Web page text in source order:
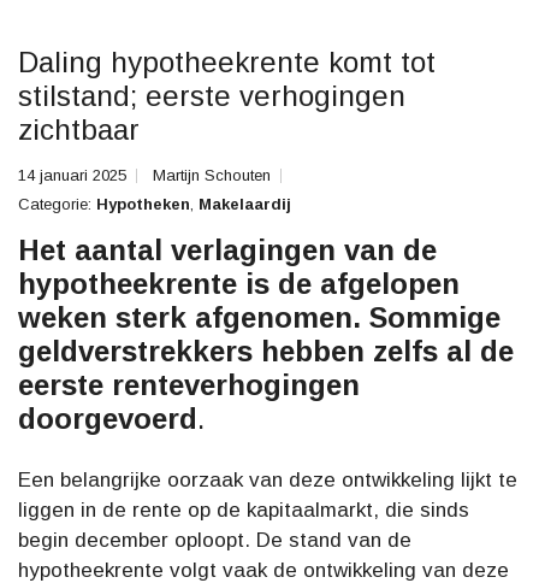
Daling hypotheekrente komt tot
stilstand; eerste verhogingen
zichtbaar
14 januari 2025
Martijn Schouten
Categorie: Hypotheken, Makelaardij
Het aantal verlagingen van de
hypotheekrente is de afgelopen
weken sterk afgenomen. Sommige
geldverstrekkers hebben zelfs al de
eerste renteverhogingen
doorgevoerd .
Een belangrijke oorzaak van deze ontwikkeling lijkt te
liggen in de rente op de kapitaalmarkt, die sinds
begin december oploopt. De stand van de
hypotheekrente volgt vaak de ontwikkeling van deze